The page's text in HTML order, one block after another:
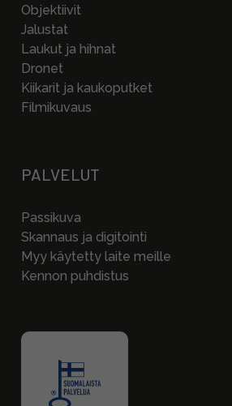
Objektiivit
Jalustat
Laukut ja hihnat
Dronet
Kiikarit ja kaukoputket
Filmikuvaus
PALVELUT
Passikuva
Skannaus ja digitointi
Myy käytetty laite meille
Kennon puhdistus